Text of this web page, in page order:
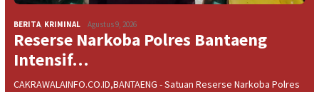
BERITA, KRIMINAL Agustus 9, 2026
Reserse Narkoba Polres Bantaeng
Intensif…
CAKRAWALAINFO.CO.ID,BANTAENG - Satuan Reserse Narkoba Polres